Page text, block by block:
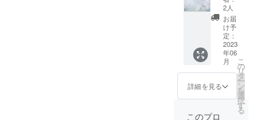
ミー
ティン
グ参加
権利(都
内某
所、7月
頃予
定。※在
庫数の
〇)orLI
VE動画
(アーカ
イブ1週
間) ・サ
イン入
りチェ
キ ・
メッ
セージ
動画 ・
2人
お届
け予
定：
2023
年06
月
詳細を見る
こ
の
リ
タ
ー
ン
を
選
択
す
る
このプロ